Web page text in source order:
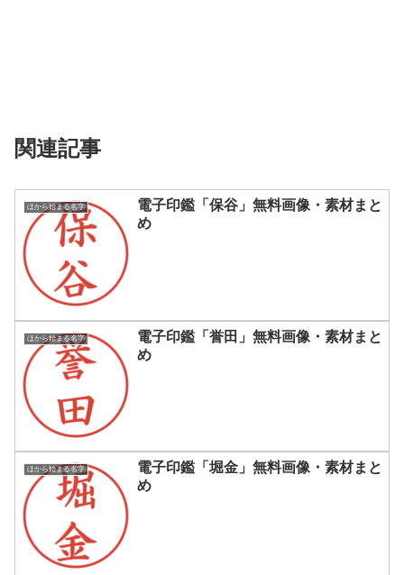
関連記事
ほから始まる名字
電子印鑑「保谷」無料画像・素材まと
め
ほから始まる名字
電子印鑑「誉田」無料画像・素材まと
め
ほから始まる名字
電子印鑑「堀金」無料画像・素材まと
め